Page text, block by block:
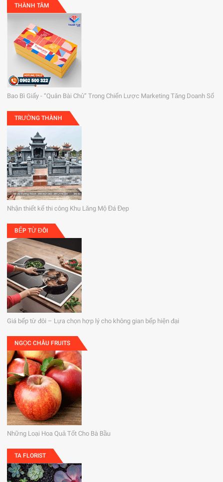
THÀNH TÂM
Bao Bì Giấy - “Quân Bài Chủ” Trong Chiến Lược Marketing Tăng Doanh Số
TRƯỜNG THÀNH
Nhận thiết kế thi công Khu Lăng Mộ Đá Đẹp
BẾP TỪ ĐÔI
Giá bếp từ đôi – Lựa chọn hợp lý cho không gian bếp hiện đại
NGỌC CHÂU FRUITS
Những Loại Hoa Quả Tốt Cho Bà Bầu
TA FLORIST